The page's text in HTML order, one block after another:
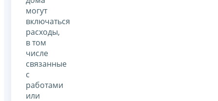
могут
включаться
расходы,
в том
числе
связанные
с
работами
или